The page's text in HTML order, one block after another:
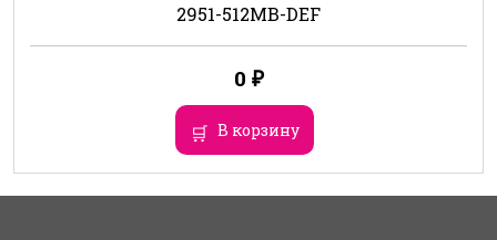
2951-512MB-DEF
0 ₽
В корзину